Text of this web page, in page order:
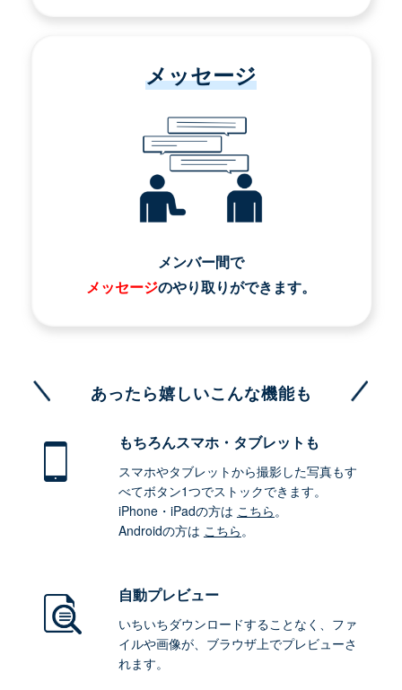
メッセージ
メンバー間で
メッセージのやり取りができます。
あったら嬉しいこんな機能も
もちろんスマホ・タブレットも
スマホやタブレットから撮影した写真もす
べてボタン1つでストックできます。
iPhone・iPadの方は こちら。
Androidの方は こちら。
自動プレビュー
いちいちダウンロードすることなく、ファ
イルや画像が、ブラウザ上でプレビューさ
れます。